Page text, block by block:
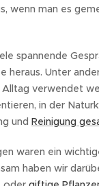
wenn man es
spannende
heraus. Unter
verwendet
in der
und Reinigung
waren ein
haben wir